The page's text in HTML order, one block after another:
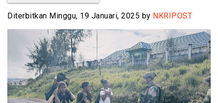
Diterbitkan Minggu, 19 Januari, 2025 by NKRIPOST